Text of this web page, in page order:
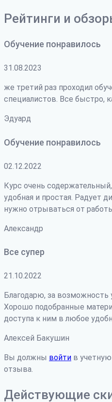
Рейтинги и
Обучение понравилось
31.08.2023
же третий раз проходил
специалистов. Все быстро,
Эдуард
Обучение понравилось
02.12.2022
Курс очень
удобная и простая. Радует
нужно отрываться от
Александр
Все супер
21.10.2022
Благодарю, за возможность
Хорошо подобранные
доступа к ним в любое
Алексей Бакушин
Вы должны войти в
отзыва.
Действующие